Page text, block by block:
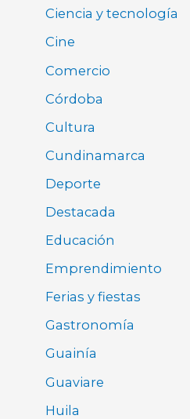
Ciencia y tecnología
Cine
Comercio
Córdoba
Cultura
Cundinamarca
Deporte
Destacada
Educación
Emprendimiento
Ferias y fiestas
Gastronomía
Guainía
Guaviare
Huila